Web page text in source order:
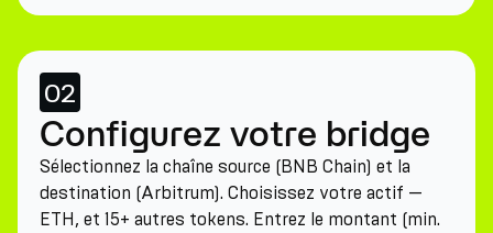
02
Configurez votre bridge
Sélectionnez la chaîne source (BNB Chain) et la
destination (Arbitrum). Choisissez votre actif —
ETH, et 15+ autres tokens. Entrez le montant (min.